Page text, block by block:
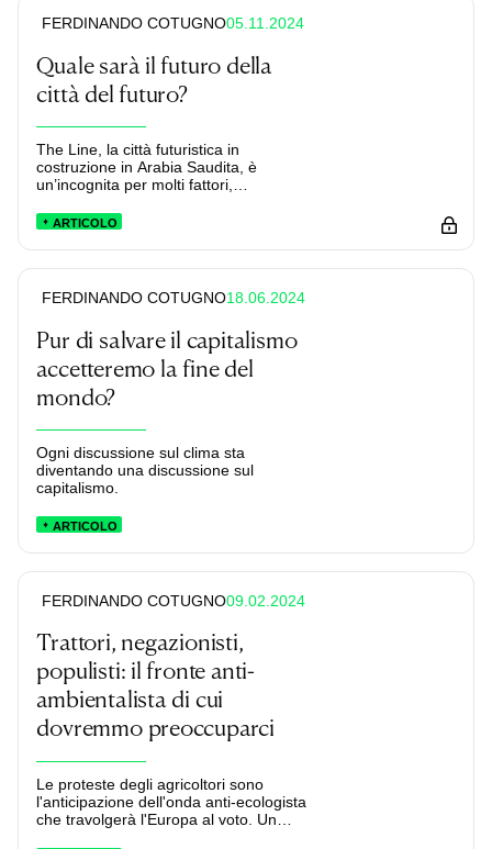
FERDINANDO COTUGNO05.11.2024
Quale sarà il futuro della
città del futuro?
The Line, la città futuristica in
costruzione in Arabia Saudita, è
un’incognita per molti fattori,
ARTICOLO
FERDINANDO COTUGNO18.06.2024
Pur di salvare il capitalismo
accetteremo la fine del
mondo?
Ogni discussione sul clima sta
diventando una discussione sul
capitalismo.
ARTICOLO
FERDINANDO COTUGNO09.02.2024
Trattori, negazionisti,
populisti: il fronte anti-
ambientalista di cui
dovremmo preoccuparci
Le proteste degli agricoltori sono
l'anticipazione dell'onda anti-ecologista
che travolgerà l'Europa al voto. Un